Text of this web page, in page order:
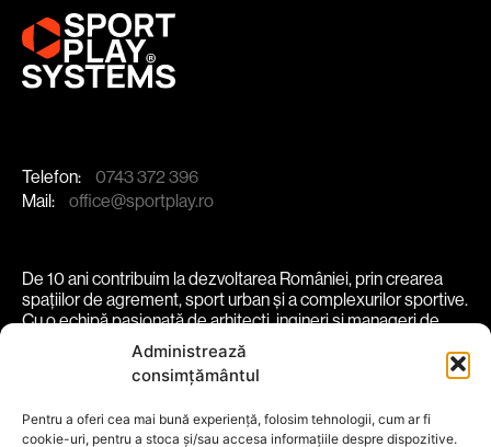
Administrează
consimțământul
Pentru a oferi cea mai bună experiență, folosim tehnologii, cum ar fi
cookie-uri, pentru a stoca și/sau accesa informațiile despre dispozitive.
Telefon:
0743 372 396
Mail:
office@sportplay.ro
De 10 ani contribuim la dezvoltarea României, prin crearea
spațiilor de agrement, sport urban și a complexurilor sportive.
Cu o echipă pasionată de arhitecți, ingineri și manageri de
proiect, transformăm spații în experiențe vibrante și
despre noisoluțiiproiectecomunitateparteneri